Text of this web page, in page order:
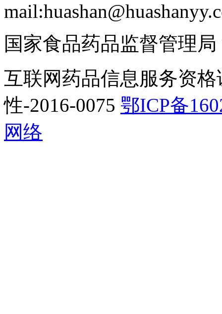
国家食品药品监督管理
互联网药品信息服务资
性-2016-0075 鄂ICP备
网络